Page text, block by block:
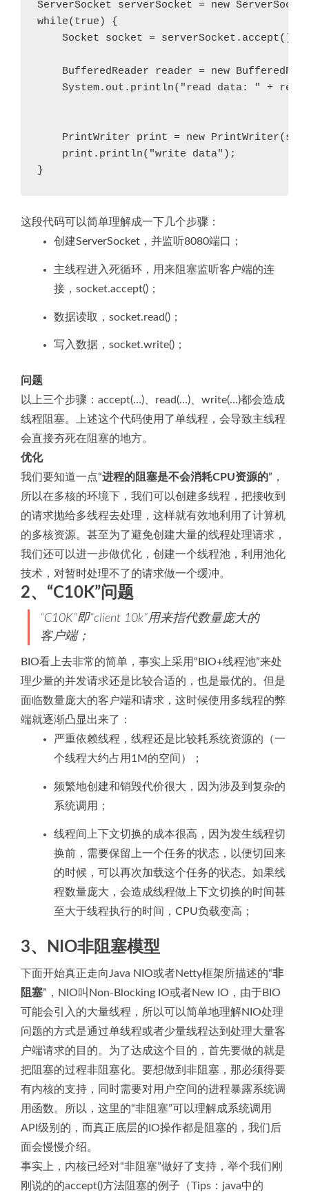
ServerSocket serverSocket = new
while(true) {
Socket socket = serverSocket.accept();
BufferedReader reader = new
System.out.println("read data: " +
PrintWriter print = new
print.println("write data");
}
这段代码可以简单理解成一下几个步骤：
创建ServerSocket，并监听8080端口；
主线程进入死循环，用来阻塞监听客户端的连
接，socket.accept()；
数据读取，socket.read()；
写入数据，socket.write()；
问题
以上三个步骤：accept(…)、read(…)、write(…)都会造成
线程阻塞。上述这个代码使用了单线程，会导致主线程
会直接夯死在阻塞的地方。
优化
我们要知道一点“进程的阻塞是不会消耗CPU资源的”，
所以在多核的环境下，我们可以创建多线程，把接收到
的请求抛给多线程去处理，这样就有效地利用了计算机
的多核资源。甚至为了避免创建大量的线程处理请求，
我们还可以进一步做优化，创建一个线程池，利用池化
技术，对暂时处理不了的请求做一个缓冲。
2、“C10K”问题
“C10K”即“client 10k”用来指代数量庞大的
客户端；
BIO看上去非常的简单，事实上采用“BIO+线程池”来处
理少量的并发请求还是比较合适的，也是最优的。但是
面临数量庞大的客户端和请求，这时候使用多线程的弊
端就逐渐凸显出来了：
严重依赖线程，线程还是比较耗系统资源的（一
个线程大约占用1M的空间）；
频繁地创建和销毁代价很大，因为涉及到复杂的
系统调用；
线程间上下文切换的成本很高，因为发生线程切
换前，需要保留上一个任务的状态，以便切回来
的时候，可以再次加载这个任务的状态。如果线
程数量庞大，会造成线程做上下文切换的时间甚
至大于线程执行的时间，CPU负载变高；
3、NIO非阻塞模型
下面开始真正走向Java NIO或者Netty框架所描述的“非
阻塞”，NIO叫Non-Blocking IO或者New IO，由于BIO
可能会引入的大量线程，所以可以简单地理解NIO处理
问题的方式是通过单线程或者少量线程达到处理大量客
户端请求的目的。为了达成这个目的，首先要做的就是
把阻塞的过程非阻塞化。要想做到非阻塞，那必须得要
有内核的支持，同时需要对用户空间的进程暴露系统调
用函数。所以，这里的“非阻塞”可以理解成系统调用
API级别的，而真正底层的IO操作都是阻塞的，我们后
面会慢慢介绍。
事实上，内核已经对“非阻塞”做好了支持，举个我们刚
刚说的的accept()方法阻塞的例子（Tips：java中的